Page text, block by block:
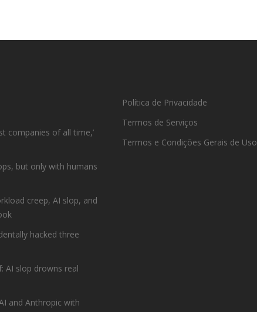
companies of all time,’
but only with humans
creep, AI slop, and
hacked three
AI slop drowns real
and Anthropic with
Política de Privacidade
Termos de Serviços
Termos e Condições Gerais de Uso